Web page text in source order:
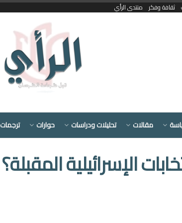
ثقافة وفكر منتدى الرأي
مقالات تحليلات ودراسات حوارات ترجمات
الإسرائيلية المقبلة؟